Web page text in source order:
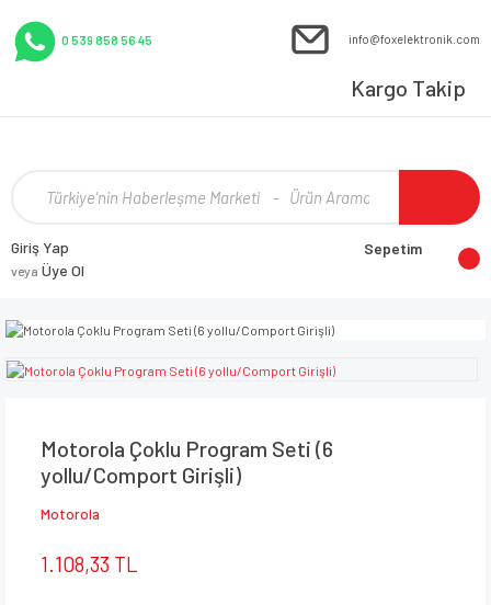
0 539 858 56 45 info@foxelektronik.com
Kargo Takip
Giriş Yap
veya Üye Ol
Sepetim
Motorola Çoklu Program Seti (6
yollu/Comport Girişli)
Motorola
1.108,33 TL